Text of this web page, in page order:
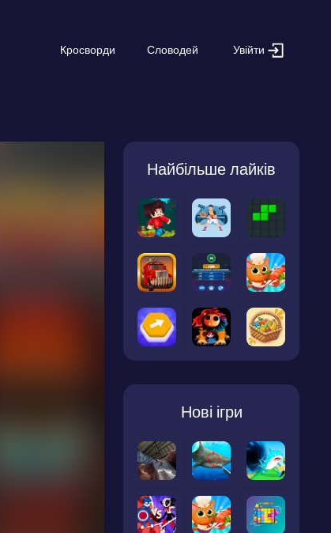
Кросворди Словодей Увійти
Найбільше лайків
Нові ігри